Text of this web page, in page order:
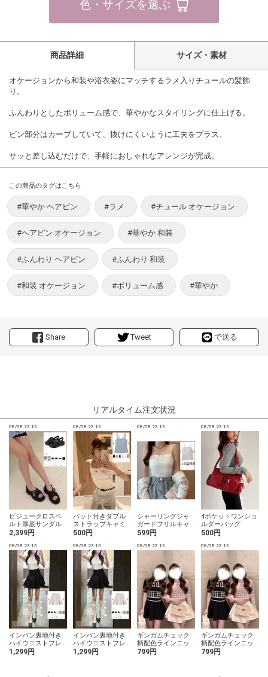
色・サイズを選ぶ
Share Tweet で送る
商品詳細 サイズ・素材
オケージョンから和装や浴衣姿にマッチするラメ入りチュールの髪飾
り。
ふんわりとしたボリューム感で、華やかなスタイリングに仕上げる。
ピン部分はカーブしていて、抜けにくいように工夫をプラス。
サッと差し込むだけで、手軽におしゃれなアレンジが完成。
この商品のタグはこちら
#華やか ヘアピン #ラメ #チュール オケージョン
#ヘアピン オケージョン #華やか 和装
#ふんわり ヘアピン #ふんわり 和装
#和装 オケージョン #ボリューム感 #華やか
リアルタイム注文状況
08/08 23:15
ビジュークロスベ
ルト厚底サンダル
2,399円
08/08 23:15
パット付きダブル
ストラップキャミ
ソール
500円
08/08 23:15
シャーリングジャ
ガードフリルキャ
ミソール
599円
08/08 23:15
4ポケットワンショ
ルダーバッグ
500円
08/08 23:15
インパン裏地付き
ハイウエストフレ
アミニスカート
1,299円
08/08 23:15
インパン裏地付き
ハイウエストフレ
アミニスカート
1,299円
08/08 23:15
ギンガムチェック
柄配色ラインニッ
トトップス
799円
08/08 23:15
ギンガムチェック
柄配色ラインニッ
トトップス
799円